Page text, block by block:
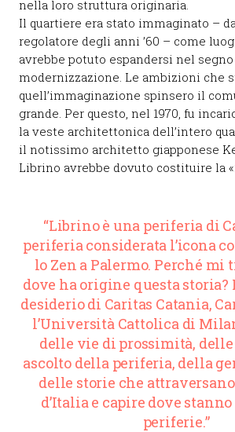
nella loro struttura originaria.
Il quartiere era stato immaginato –
regolatore degli anni ’60 – come
avrebbe potuto espandersi nel
modernizzazione. Le ambizioni che
quell’immaginazione spinsero il
grande. Per questo, nel 1970, fu
la veste architettonica dell’intero
il notissimo architetto giapponese
Librino avrebbe dovuto costituire la
“Librino è una periferia di
periferia considerata l’icona
lo Zen a Palermo. Perché mi
dove ha origine questa storia?
desiderio di Caritas Catania,
l’Università Cattolica di
delle vie di prossimità,
ascolto della periferia, della
delle storie che
d’Italia e capire dove
periferie.”